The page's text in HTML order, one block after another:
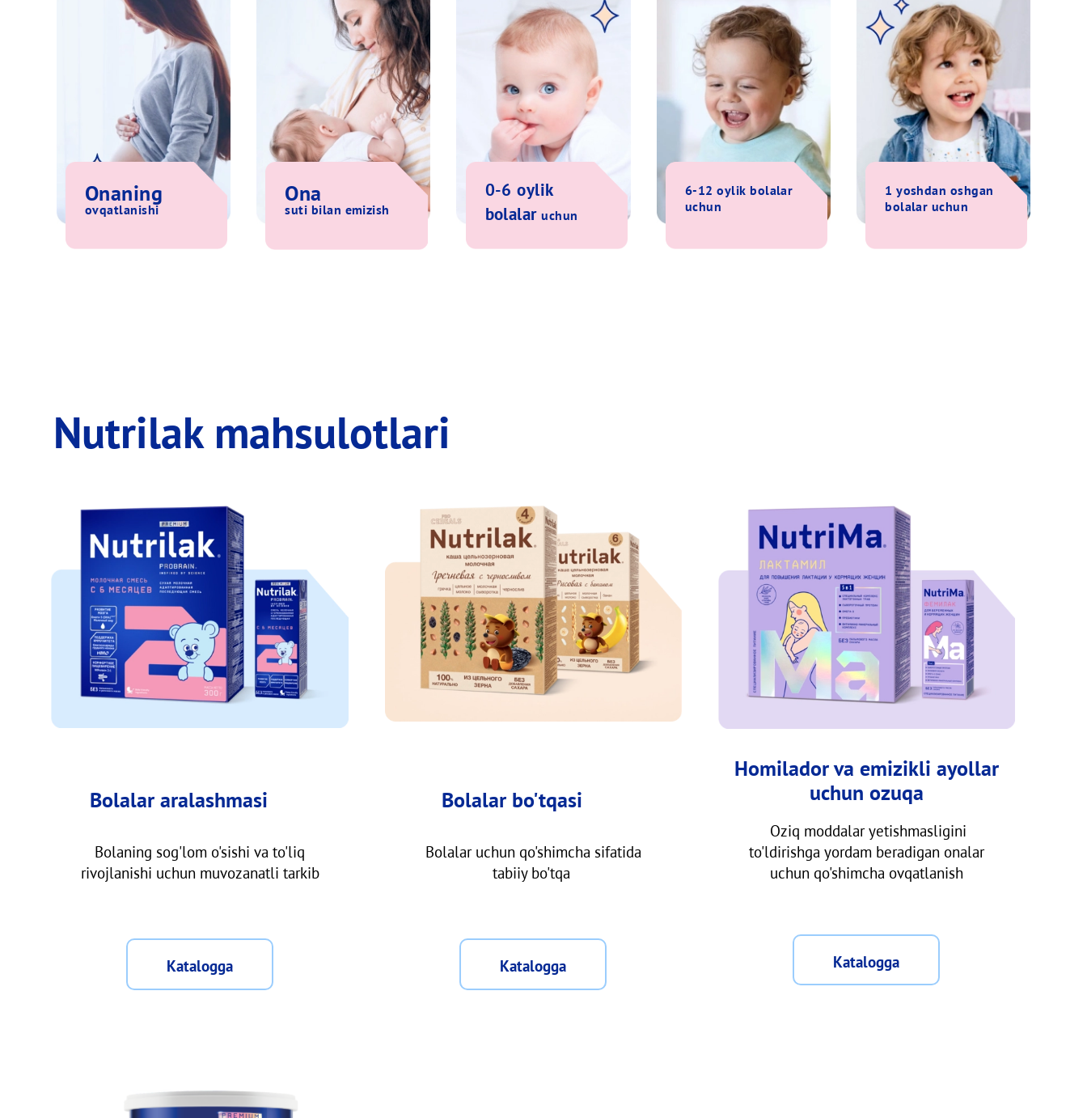
Onaning
ovqatlanishi
Ona
suti bilan emizish
0-6 oylik
bolalaruchun
6-12oylikbolalar
uchun
1yoshdan oshgan
bolalar uchun
Nutrilak mahsulotlari
Bolalar aralashmasi
Bolaning sog'lom o'sishi va to'liq
rivojlanishi uchun muvozanatli tarkib
Katalogga
Bolalar bo'tqasi
Bolalar uchun qo'shimcha sifatida
tabiiy bo'tqa
Katalogga
Homilador va emizikli ayollar
uchun ozuqa
Oziq moddalar yetishmasligini
to'ldirishga yordam beradigan onalar
uchun qo'shimcha ovqatlanish
Katalogga